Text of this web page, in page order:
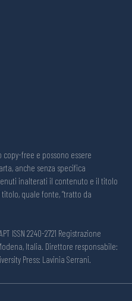
free e possono essere
anche senza specifica
inalterati il contenuto e il titolo
quale fonte, “tratto da
ISSN 2240-2721 Registrazione
Italia. Direttore responsabile:
Press: Lavinia Serrani.